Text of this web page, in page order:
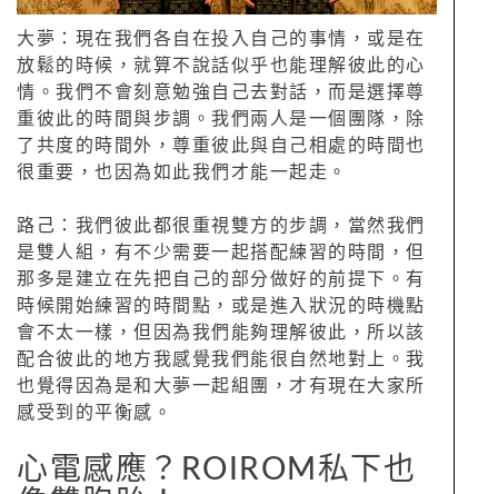
大夢：現在我們各自在投入自己的事情，或是在
放鬆的時候，就算不說話似乎也能理解彼此的心
情。我們不會刻意勉強自己去對話，而是選擇尊
重彼此的時間與步調。我們兩人是一個團隊，除
了共度的時間外，尊重彼此與自己相處的時間也
很重要，也因為如此我們才能一起走。
路己：我們彼此都很重視雙方的步調，當然我們
是雙人組，有不少需要一起搭配練習的時間，但
那多是建立在先把自己的部分做好的前提下。有
時候開始練習的時間點，或是進入狀況的時機點
會不太一樣，但因為我們能夠理解彼此，所以該
配合彼此的地方我感覺我們能很自然地對上。我
也覺得因為是和大夢一起組團，才有現在大家所
感受到的平衡感。
心電感應？ROIROM私下也